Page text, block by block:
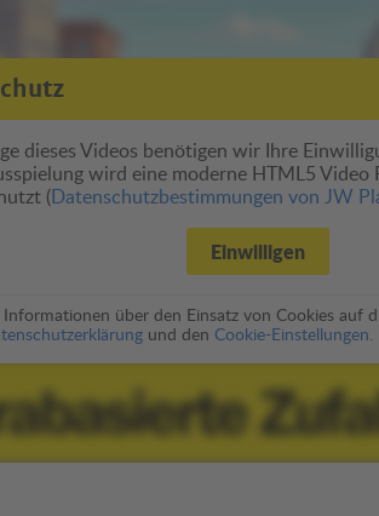
dieses Videos benötigen wir Ihre
wird eine moderne HTML5 Video
(Datenschutzbestimmungen von JW
Einwilligen
über den Einsatz von Cookies auf
und den Cookie-Einstellungen.